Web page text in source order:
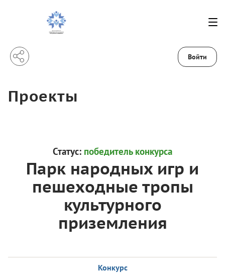
Войти
Проекты
Статус: победитель конкурса
Парк народных игр и
пешеходные тропы
культурного
приземления
Конкурс